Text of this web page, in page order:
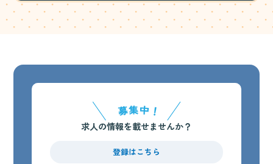
求人の情報を載せませんか？
登録はこちら